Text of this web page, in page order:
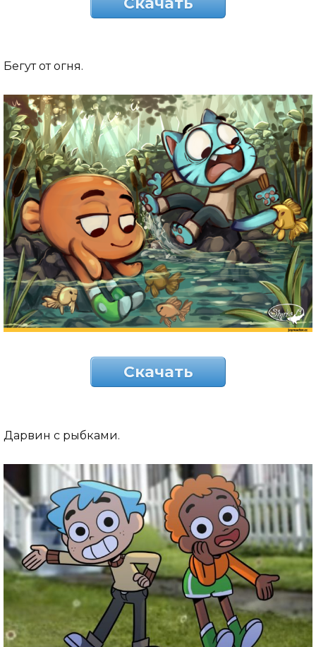
Бегут от огня.
Скачать
Дарвин с рыбками.